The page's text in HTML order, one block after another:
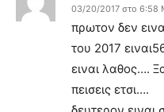
03/20/2017 στο 6:58
πρωτον δεν
του 2017
ειναι λαθος….
πεισεις ετσι….